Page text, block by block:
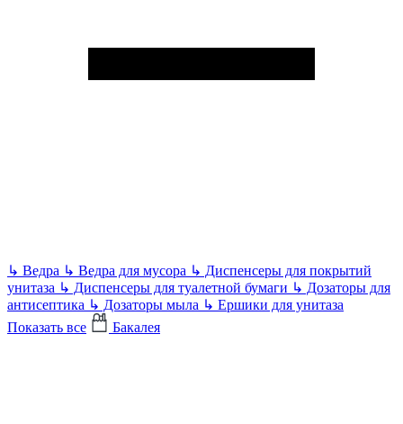
↳ Ведра ↳ Ведра для мусора ↳ Диспенсеры для покрытий
унитаза ↳ Диспенсеры для туалетной бумаги ↳ Дозаторы для
антисептика ↳ Дозаторы мыла ↳ Ершики для унитаза
Показать все
Бакалея